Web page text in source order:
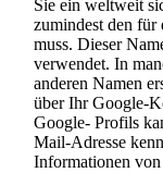
Sie ein weltweit
zumindest den für
muss. Dieser
verwendet. In
anderen Namen
über Ihr Google-
Google- Profils
Mail-Adresse
Informationen